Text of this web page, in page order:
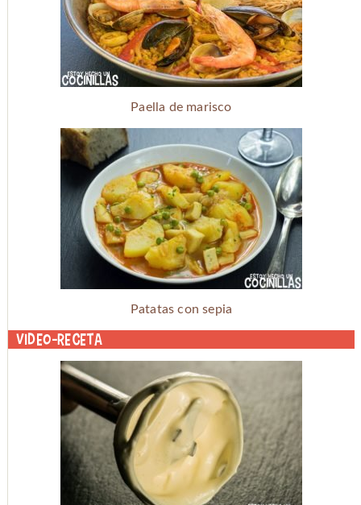
Paella de marisco
Patatas con sepia
Video-receta